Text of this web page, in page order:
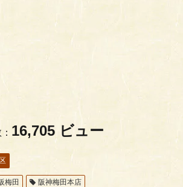
16,705 ビュー
梅田 阪神梅田本店